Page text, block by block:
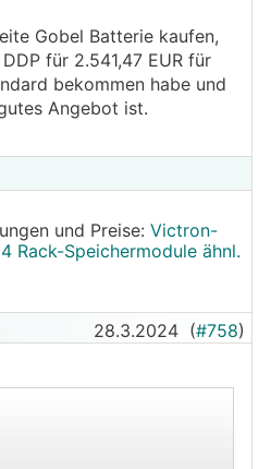
Gobel Batterie kaufen,
für 2.541,47 EUR für
bekommen habe und
Angebot ist.
und Preise: Victron-
Rack-Speichermodule ähnl.
28.3.2024 (#758)